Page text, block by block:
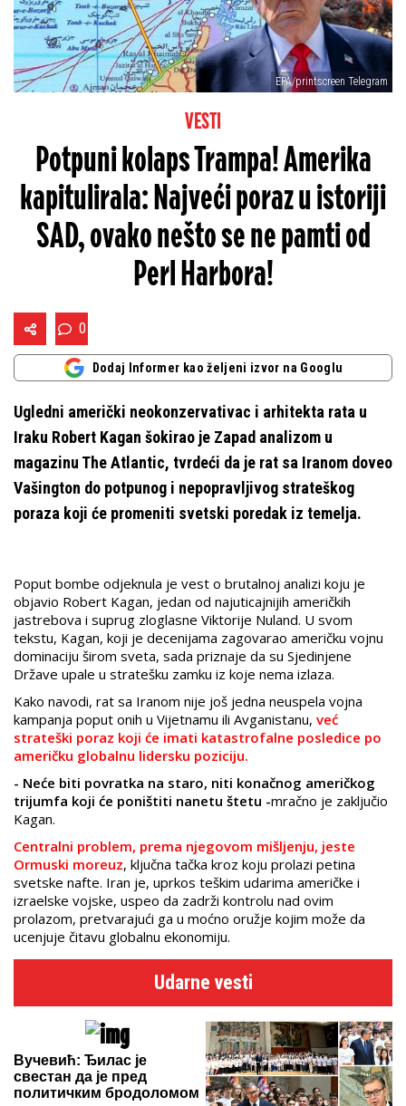
EPA/printscreen Telegram
VESTI
Potpuni kolaps Trampa! Amerika
kapitulirala: Najveći poraz u istoriji
SAD, ovako nešto se ne pamti od
Perl Harbora!
0
Dodaj Informer kao željeni izvor na Googlu
Ugledni američki neokonzervativac i arhitekta rata u
Iraku Robert Kagan šokirao je Zapad analizom u
magazinu The Atlantic, tvrdeći da je rat sa Iranom doveo
Vašington do potpunog i nepopravljivog strateškog
poraza koji će promeniti svetski poredak iz temelja.
Poput bombe odjeknula je vest o brutalnoj analizi koju je
objavio Robert Kagan, jedan od najuticajnijih američkih
jastrebova i suprug zloglasne Viktorije Nuland. U svom
tekstu, Kagan, koji je decenijama zagovarao američku vojnu
dominaciju širom sveta, sada priznaje da su Sjedinjene
Države upale u stratešku zamku iz koje nema izlaza.
Kako navodi, rat sa Iranom nije još jedna neuspela vojna
kampanja poput onih u Vijetnamu ili Avganistanu, već
strateški poraz koji će imati katastrofalne posledice po
američku globalnu lidersku poziciju.
- Neće biti povratka na staro, niti konačnog američkog
trijumfa koji će poništiti nanetu štetu -mračno je zaključio
Kagan.
Centralni problem, prema njegovom mišljenju, jeste
Ormuski moreuz, ključna tačka kroz koju prolazi petina
svetske nafte. Iran je, uprkos teškim udarima američke i
izraelske vojske, uspeo da zadrži kontrolu nad ovim
prolazom, pretvarajući ga u moćno oružje kojim može da
ucenjuje čitavu globalnu ekonomiju.
Udarne vesti
Вучевић: Ђилас је
свестан да је пред
политичким бродоломом